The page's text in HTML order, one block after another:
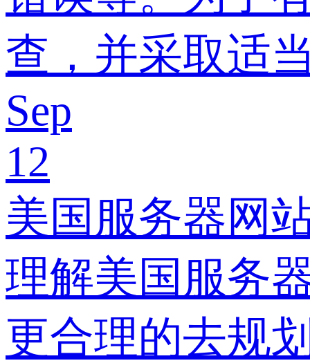
查，并采取适
Sep
12
美国服务器网
理解美国服务
更合理的去规